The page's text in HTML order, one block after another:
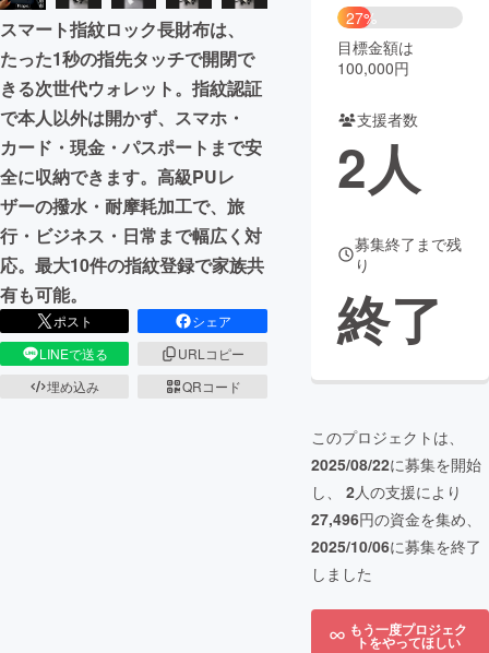
まちづくり・地域活性化
CAMPFIRE for Social Good
CAMPFIRE Creation
CAMPFIREふるさと納税
コミュニティ
スマート指紋ロック長財布は、
たった1秒の指先タッチで開閉で
きる次世代ウォレット。指紋認証
で本人以外は開かず、スマホ・
カード・現金・パスポートまで安
全に収納できます。高級PUレ
ザーの撥水・耐摩耗加工で、旅
行・ビジネス・日常まで幅広く対
応。最大10件の指紋登録で家族共
有も可能。
ポスト
シェア
LINEで送る
URLコピー
埋め込み
QRコード
27%
目標金額は
100,000円
支援者数
2人
募集終了まで残
り
終了
このプロジェクトは、
2025/08/22に募集を開始
し、 2人の支援により
27,496円の資金を集め、
2025/10/06に募集を終了
しました
もう一度プロジェク
トをやってほしい